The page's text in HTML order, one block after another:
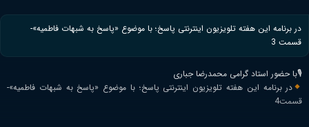
در برنامه این هفته تلویزیون اینترنتی پاسخ؛ با موضوع «پاسخ به شبهات فاطمیه»-
قسمت 3
🎙با حضور استاد گرامی محمدرضا جباری
در برنامه این هفته تلویزیون اینترنتی پاسخ؛ با موضوع «پاسخ به شبهات فاطمیه»-
قسمت4